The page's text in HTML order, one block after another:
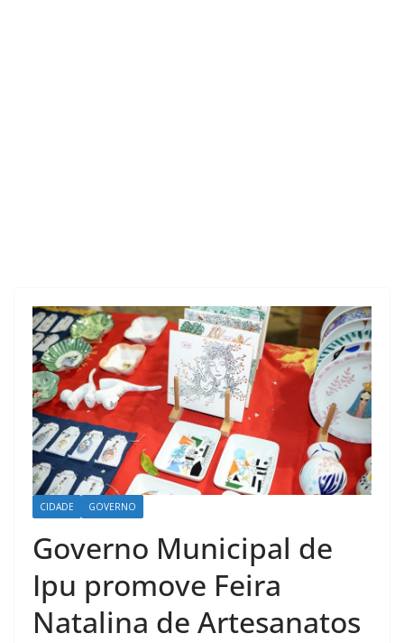
CIDADE GOVERNO
Governo Municipal de
Ipu promove Feira
Natalina de Artesanatos